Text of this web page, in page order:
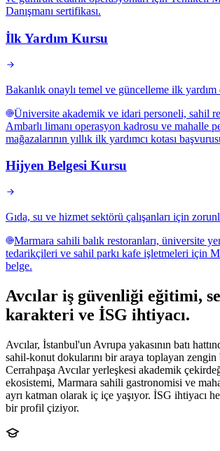
Danışmanı sertifikası.
İlk Yardım Kursu
Bakanlık onaylı temel ve güncelleme ilk
Üniversite akademik ve idari personeli, sahil
Ambarlı limanı operasyon kadrosu ve mahalle
mağazalarının yıllık ilk yardımcı kotası
Hijyen Belgesi Kursu
Gıda, su ve hizmet sektörü çalışanları için
Marmara sahili balık restoranları, üniversite
tedarikçileri ve sahil parkı kafe işletmeleri için
belge.
Avcılar iş güvenliği eğitimi,
karakteri ve İSG ihtiyacı.
Avcılar, İstanbul'un Avrupa yakasının batı
sahil-konut dokularını bir araya toplayan
Cerrahpaşa Avcılar yerleşkesi akademik
ekosistemi, Marmara sahili gastronomisi ve
ayrı katman olarak iç içe yaşıyor. İSG ihtiyacı
bir profil çiziyor.